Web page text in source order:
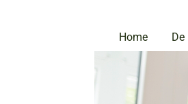
Home